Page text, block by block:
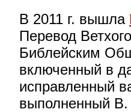
В 2011 г. вышла
Перевод
Библейским
включенный в
исправленный
выполненный В.